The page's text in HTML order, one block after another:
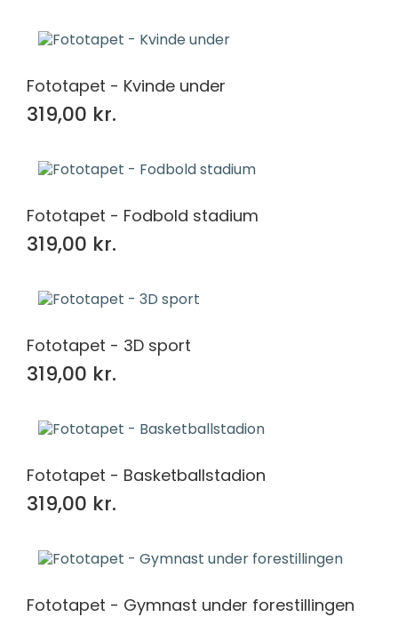
Fototapet - Kvinde under
319,00 kr.
Fototapet - Fodbold stadium
319,00 kr.
Fototapet - 3D sport
319,00 kr.
Fototapet - Basketballstadion
319,00 kr.
Fototapet - Gymnast under forestillingen